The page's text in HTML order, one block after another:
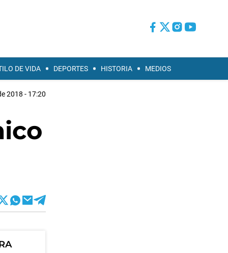
DE VIDA DEPORTES HISTORIA MEDIOS
2018 - 17:20